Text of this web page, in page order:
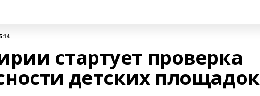
стартует проверка
детских площадок